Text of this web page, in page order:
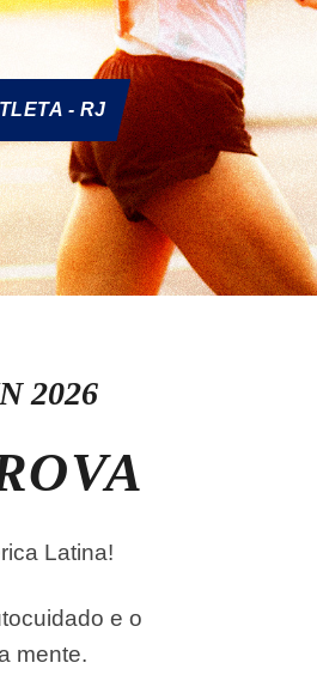
- RJ
2026
Latina!
e o
mente.